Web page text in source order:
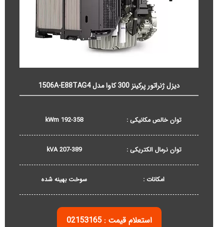
دیزل ژنراتور پرکینز 300 کاوا مدل 1506A-E88TAG4
توان خالص مکانیکی : 192-358 kWm
توان نرمال الکتریکی : 207-389 kVA
امکانات : سوخت بهینه شده
استعلام قیمت : 02153165